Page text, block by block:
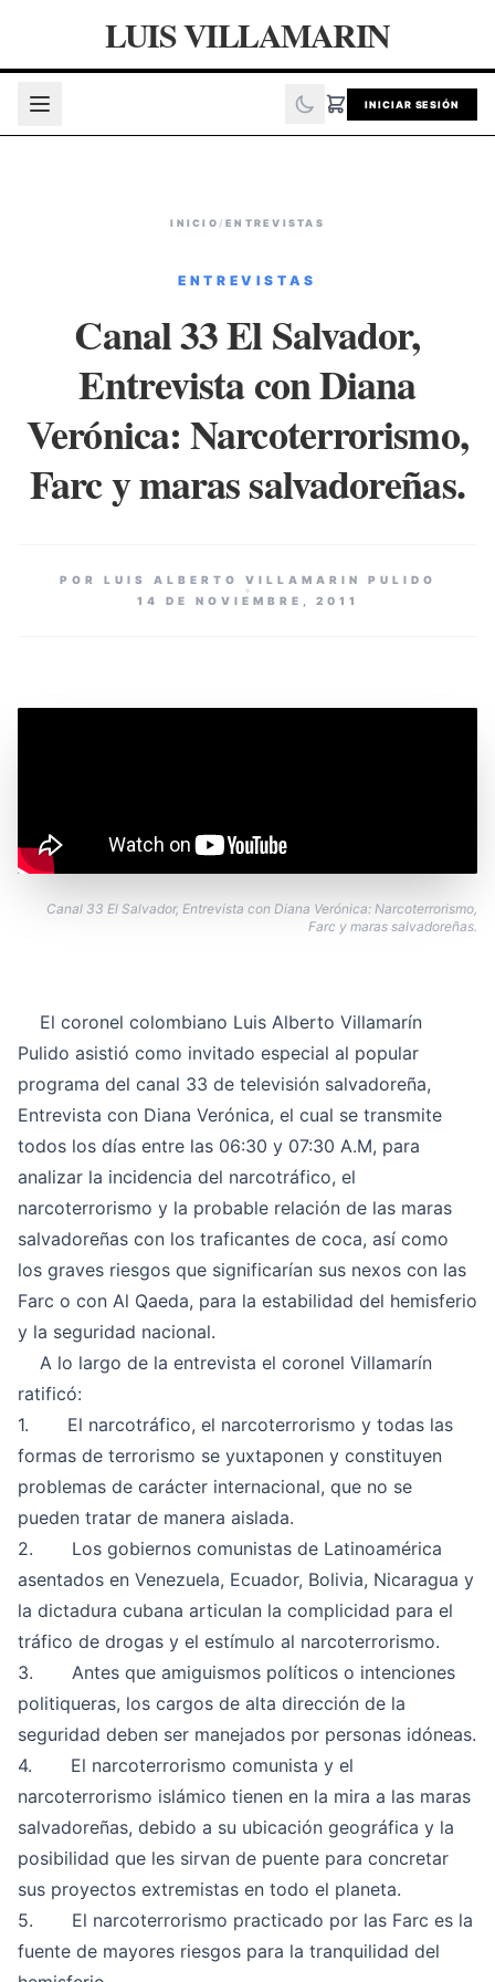
LUIS VILLAMARIN
INICIAR SESIÓN
INICIO / ENTREVISTAS
ENTREVISTAS
Canal 33 El Salvador,
Entrevista con Diana
Verónica: Narcoterrorismo,
Farc y maras salvadoreñas.
POR LUIS ALBERTO VILLAMARIN PULIDO
14 DE NOVIEMBRE, 2011
Canal 33 El Salvador, Entrevista con Diana Verónica: Narcoterrorismo,
Farc y maras salvadoreñas.
El coronel colombiano Luis Alberto Villamarín
Pulido asistió como invitado especial al popular
programa del canal 33 de televisión salvadoreña,
Entrevista con Diana Verónica, el cual se transmite
todos los días entre las 06:30 y 07:30 A.M, para
analizar la incidencia del narcotráfico, el
narcoterrorismo y la probable relación de las maras
salvadoreñas con los traficantes de coca, así como
los graves riesgos que significarían sus nexos con las
Farc o con Al Qaeda, para la estabilidad del hemisferio
y la seguridad nacional.
A lo largo de la entrevista el coronel Villamarín
ratificó:
1. El narcotráfico, el narcoterrorismo y todas las
formas de terrorismo se yuxtaponen y constituyen
problemas de carácter internacional, que no se
pueden tratar de manera aislada.
2. Los gobiernos comunistas de Latinoamérica
asentados en Venezuela, Ecuador, Bolivia, Nicaragua y
la dictadura cubana articulan la complicidad para el
tráfico de drogas y el estímulo al narcoterrorismo.
3. Antes que amiguismos políticos o intenciones
politiqueras, los cargos de alta dirección de la
seguridad deben ser manejados por personas idóneas.
4. El narcoterrorismo comunista y el
narcoterrorismo islámico tienen en la mira a las maras
salvadoreñas, debido a su ubicación geográfica y la
posibilidad que les sirvan de puente para concretar
sus proyectos extremistas en todo el planeta.
5. El narcoterrorismo practicado por las Farc es la
fuente de mayores riesgos para la tranquilidad del